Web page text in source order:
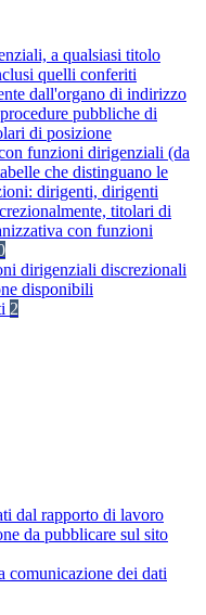
a qualsiasi titolo
quelli conferiti
dall'organo di indirizzo
pubbliche di
di posizione
funzioni dirigenziali (da
che distinguano le
dirigenti, dirigenti
titolari di
con funzioni
dirigenziali discrezionali
disponibili
2
dal rapporto di lavoro
da pubblicare sul sito
comunicazione dei dati